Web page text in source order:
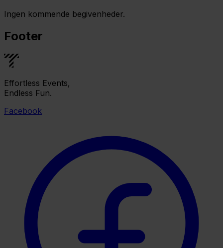
Ingen kommende begivenheder.
Footer
Effortless Events,
Endless Fun.
Facebook